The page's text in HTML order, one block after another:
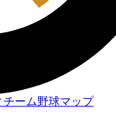
チーム野球マップ